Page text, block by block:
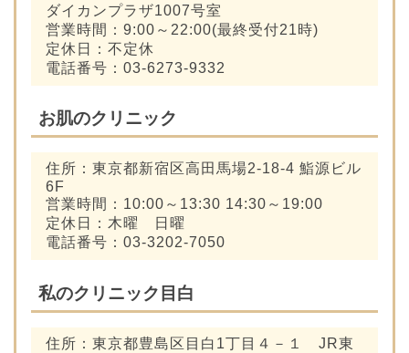
ダイカンプラザ1007号室
営業時間：9:00～22:00(最終受付21時)
定休日：不定休
電話番号：03-6273-9332
お肌のクリニック
住所：東京都新宿区高田馬場2-18-4 鮨源ビル
6F
営業時間：10:00～13:30 14:30～19:00
定休日：木曜 日曜
電話番号：03-3202-7050
私のクリニック目白
住所：東京都豊島区目白1丁目４－１ JR東